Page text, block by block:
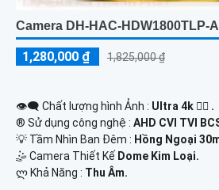
Camera DH-HAC-HDW1800TLP-
1,280,000 ₫ 1,825,000 ₫
👁️‍🗨 Chất lượng hình Ảnh : Ultra 4k 👍🏾 .
®️ Sử dụng công nghệ : AHD CVI TVI
💡 Tầm Nhìn Ban Đêm : Hồng Ngoại
🤹 Camera Thiết Kế Dome Kim Loại.
️ლ Khả Năng : Thu Âm.